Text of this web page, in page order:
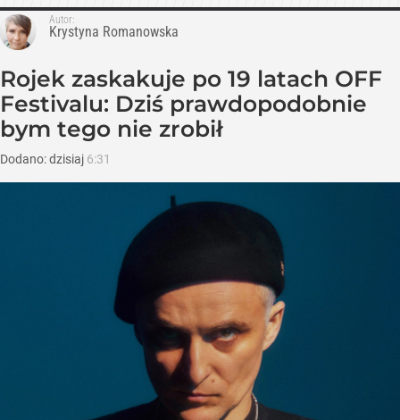
Autor:
Krystyna Romanowska
Rojek zaskakuje po 19 latach OFF
Festivalu: Dziś prawdopodobnie
bym tego nie zrobił
Dodano:dzisiaj 6:31